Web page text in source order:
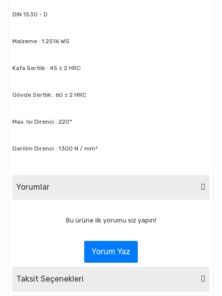
DIN 1530 - D
Malzeme : 1.2516 WS
Kafa Sertlik : 45 ± 2 HRC
Gövde Sertlik : 60 ± 2 HRC
Max. Isı Direnci : 220°
Gerilim Direnci : 1300 N / mm²
Yorumlar
Bu ürüne ilk yorumu siz yapın!
Yorum Yaz
Taksit Seçenekleri